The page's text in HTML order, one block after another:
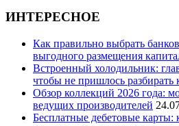
ИНТЕРЕСНОЕ
Как правильно выбрать
выгодного размещения
Встроенный холодильник:
чтобы не пришлось разбирать
Обзор коллекций 2026 года:
ведущих производителей
Бесплатные дебетовые